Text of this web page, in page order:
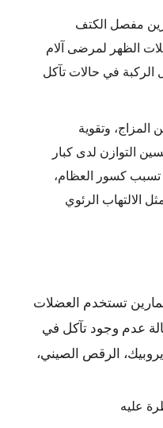
مفصل الكتف
الظهر لمرضى آلام
في حالات تآكل
وتقوية
التوازن لدى كبار
كسور العظام،
الالتهاب الرئوي
تستخدم العضلات
عدم وجود تآكل في
الرقص الصيني،
عليه